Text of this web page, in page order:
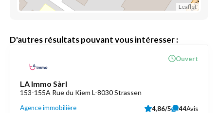
Leaflet
D'autres résultats pouvant vous intéresser :
LA Immo Sàrl
153-155A Rue du Kiem L-8030 Strassen
Agence immobilière
Ouvert
4,86/5 44Avis